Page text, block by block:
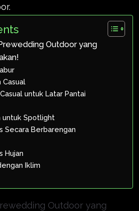
Outdoor yang
Casual
untuk Latar Pantai
untuk Spotlight
Secara Berbarengan
Hujan
Iklim
Outdoor yang